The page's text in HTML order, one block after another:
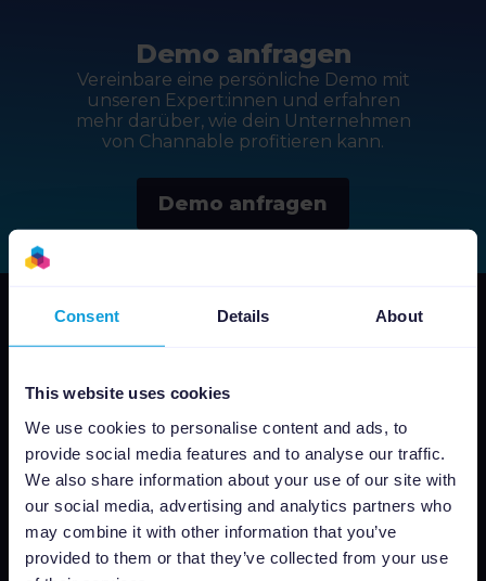
Consent Details About
This website uses cookies
We use cookies to personalise content and ads, to
provide social media features and to analyse our traffic.
We also share information about your use of our site with
our social media, advertising and analytics partners who
may combine it with other information that you’ve
provided to them or that they’ve collected from your use
Demo anfragen
Vereinbare eine persönliche Demo mit
unseren Expert:innen und erfahren
mehr darüber, wie dein Unternehmen
von Channable profitieren kann.
Demo anfragen
Warum Channable
Für Retailer
Für Agenturen